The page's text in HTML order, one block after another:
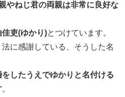
やねじ君の両親は非常に良好な
佳吏(ゆかり)とつけています。
に感謝している、そうした名
をしたうえでゆかりと名付ける
。